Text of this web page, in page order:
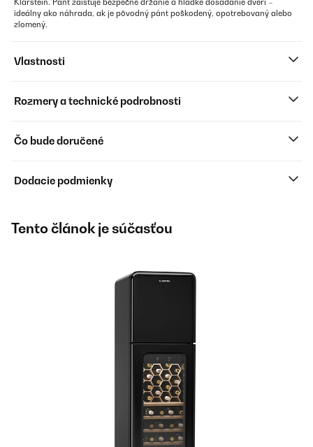
Klarstein. Pánt zaisťuje bezpečné držanie a hladké dosadanie dverí –
ideálny ako náhrada, ak je pôvodný pánt poškodený, opotrebovaný alebo
zlomený.
Vlastnosti
Rozmery a technické podrobnosti
Čo bude doručené
Dodacie podmienky
Tento článok je súčasťou